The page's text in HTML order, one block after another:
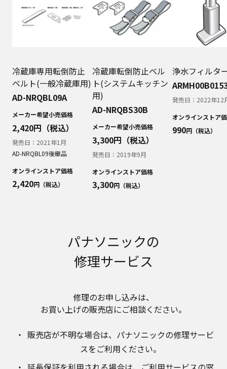
窓口にご連絡ください。
なお、本ウェブサイトに公開されている取扱説明
書は、原則として商品が発売された当初のものを
掲載しています。したがいまして、会社名やお客
いる説明書の記載内容と、お客様がお持ちの商品
の仕様がその後のマイナーチェンジにより、異な
る場合があります。本ウェブサイトに公開されて
いる取扱説明書の内容とお手持ちの商品の仕様に
相違がある場合は、ご購入店、お近くの当社商品
の取扱店、または当社サービス会社に直接お問い
合わせください。また、商品に同梱される取扱説
明書が改訂されている場合、当社の選択により、
予告なく、発売当初のものに代えて、改訂版を本
ウェブサイトに掲載する場合もあります。ただ
し、本ウェブサイトに公開されている取扱説明書
は、商品本体に同梱する取扱説明書の変更の度に
ませんことをご了承ください。
安全上のご注意
ご提供しておりますが、本ウェブサイトでは別紙
にて提供している情報は公開しておりません。
規制などの変化に応じて変更する場合がありま
す。お手持ちの商品に関し、本ウェブサイトに公
開されている取扱説明書に記載の安全上のご注意
についてのご質問等がありましたら、ご購入店、
冷蔵庫専用転倒防止
ベルト(一般冷蔵庫用)
AD-NRQBL09A
メーカー希望小売価格
2,420円（税込）
発売日： 2021年1月
AD-NRQBL09後継品
オンラインストア価格
2,420円（税込）
冷蔵庫転倒防止ベル
ト(システムキッチン
用)
AD-NRQBS30B
メーカー希望小売価格
3,300円（税込）
発売日： 2019年9月
オンラインストア価格
3,300円（税込）
浄水フィルタ
発売日： 2022年12
オンラインストア
990円（税込）
パナソニックの
修理サービス
修理のお申し込みは、​
お買い上げの販売店にご相談ください。​
販売店が不明な場合は、​パナソニックの修理サービ
スをご利用ください。​